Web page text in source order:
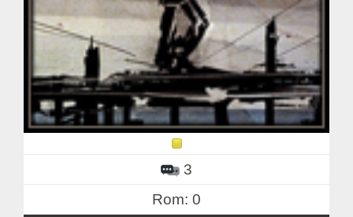
3
Rom: 0